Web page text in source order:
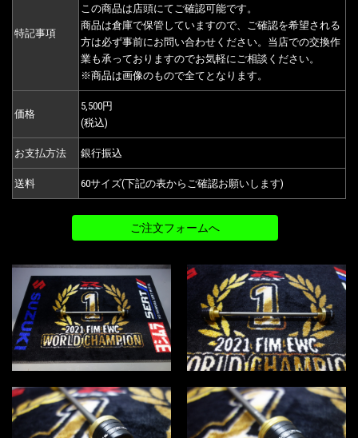
特記事項
この商品は店頭にてご確認可能です。
商品は倉庫で保管していますので、ご確認を希望される
方は必ず事前にお問い合わせください。当店での交換作
業も承っておりますのでお気軽にご相談ください。
※商品は画像のもので全てとなります。
価格
5,500円
(税込)
お支払方法 銀行振込
送料 60サイズ(下記の表からご確認お願いします)